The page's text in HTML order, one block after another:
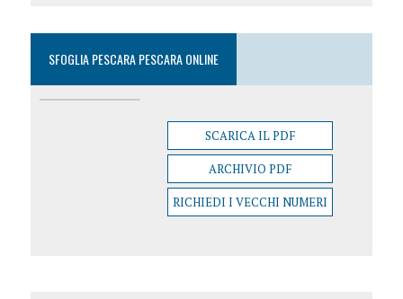
SFOGLIA PESCARA PESCARA ONLINE
SCARICA IL PDF
ARCHIVIO PDF
RICHIEDI I VECCHI NUMERI